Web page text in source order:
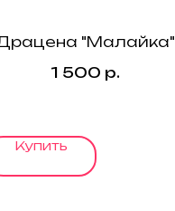
"Малайка"
1 500 р.
Купить